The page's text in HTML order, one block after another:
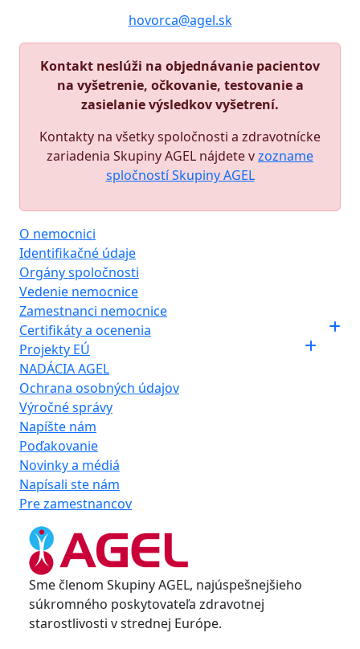
hovorca@agel.sk
Kontakt neslúži na objednávanie pacientov
na vyšetrenie, očkovanie, testovanie a
zasielanie výsledkov vyšetrení.
Kontakty na všetky spoločnosti a zdravotnícke
zariadenia Skupiny AGEL nájdete vzozname
spločností Skupiny AGEL
O nemocnici
Identifikačné údaje
Orgány spoločnosti
Vedenie nemocnice
Zamestnanci nemocnice
Certifikáty a ocenenia
Projekty EÚ
NADÁCIA AGEL
Ochrana osobných údajov
Výročné správy
Napíšte nám
Poďakovanie
Novinky a médiá
Napísali ste nám
Pre zamestnancov
Sme členom Skupiny AGEL, najúspešnejšieho
súkromného poskytovateľa zdravotnej
starostlivosti v strednej Európe.